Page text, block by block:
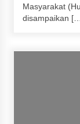
Masyarakat
disampaikan